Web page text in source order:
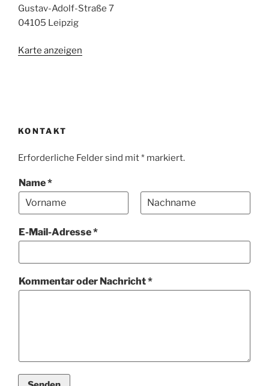
Gustav-Adolf-Straße 7
04105 Leipzig
Karte anzeigen
KONTAKT
Erforderliche Felder sind mit * markiert.
Name*
o
r
m
e
a
m
e
N
a
e
a
h
E-Mail-Adresse*
Kommentar oder Nachricht*